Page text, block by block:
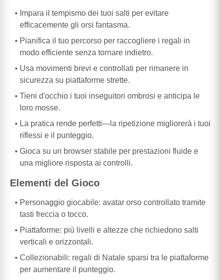
Impara il tempismo dei tuoi salti per evitare
efficacemente gli orsi fantasma.
Pianifica il tuo percorso per raccogliere i regali in
modo efficiente senza tornare indietro.
Usa movimenti brevi e controllati per rimanere in
sicurezza su piattaforme strette.
Tieni d'occhio i tuoi inseguitori ombrosi e anticipa le
loro mosse.
La pratica rende perfetti—la ripetizione migliorerà i tuoi
riflessi e il punteggio.
Gioca su un browser stabile per prestazioni fluide e
una migliore risposta ai controlli.
Elementi del Gioco
Personaggio giocabile: avatar orso controllato tramite
tasti freccia o tocco.
Piattaforme: più livelli e altezze che richiedono salti
verticali e orizzontali.
Collezionabili: regali di Natale sparsi tra le piattaforme
per aumentare il punteggio.